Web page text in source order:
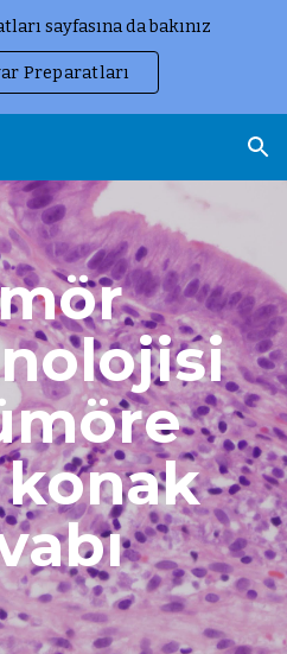
sayfasına da bakınız
Preparatları
konak